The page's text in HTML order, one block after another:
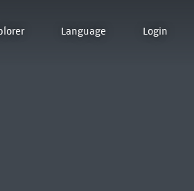
Language Login